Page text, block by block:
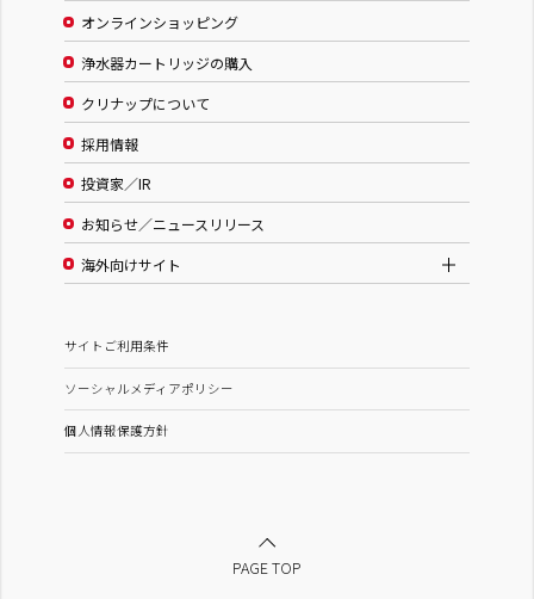
オンラインショッピング
浄水器カートリッジの購入
クリナップについて
採用情報
投資家／IR
お知らせ／ニュースリリース
海外向けサイト
サイトご利用条件
ソーシャルメディアポリシー
個人情報保護方針
PAGE TOP